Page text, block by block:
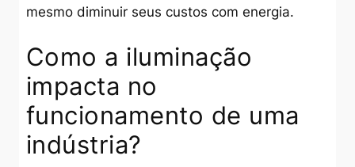
mesmo diminuir seus custos com energia.
Como a iluminação
impacta no
funcionamento de uma
indústria?